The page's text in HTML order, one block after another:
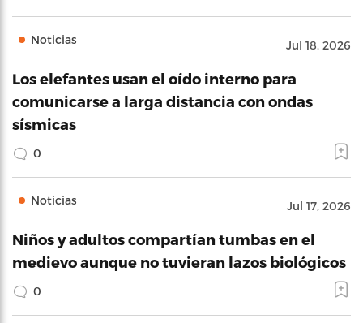
Noticias Jul 18, 2026
Los elefantes usan el oído interno para
comunicarse a larga distancia con ondas
sísmicas
0
Noticias Jul 17, 2026
Niños y adultos compartían tumbas en el
medievo aunque no tuvieran lazos biológicos
0